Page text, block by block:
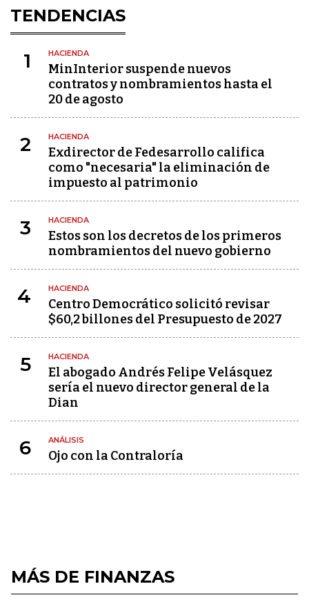
TENDENCIAS
1 HACIENDA
MinInterior suspende nuevos
contratos y nombramientos hasta el
20 de agosto
2 HACIENDA
Exdirector de Fedesarrollo califica
como "necesaria" la eliminación de
impuesto al patrimonio
3 HACIENDA
Estos son los decretos de los primeros
nombramientos del nuevo gobierno
4 HACIENDA
Centro Democrático solicitó revisar
$60,2 billones del Presupuesto de 2027
5 HACIENDA
El abogado Andrés Felipe Velásquez
sería el nuevo director general de la
Dian
6 ANÁLISIS
Ojo con la Contraloría
MÁS DE FINANZAS